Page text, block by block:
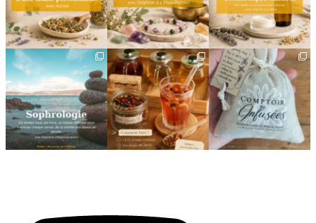
8 0 2 0
6 0
🌿 Cinq mois, cinq façons
de souffler
...
8 1
Deux visages, une même
philosophie 🌿
Le...
11 0
🎁 L`attention qui fait
plaisir — et qui vous...
24 2